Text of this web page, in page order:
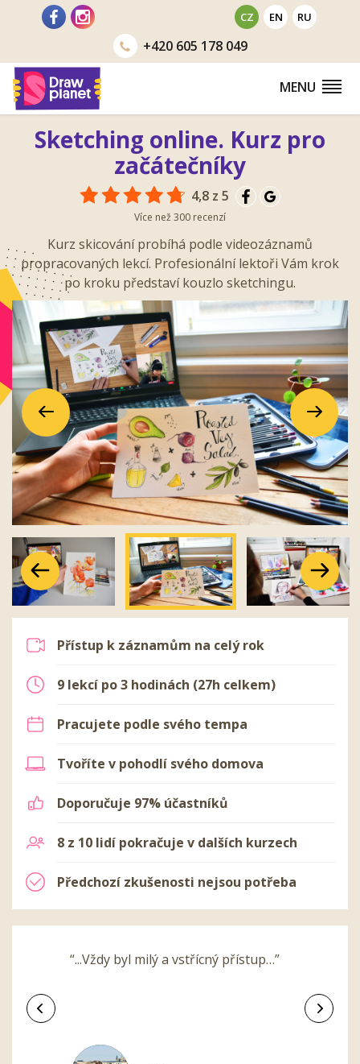
CZ EN RU
+420605 178 049
MENU
Sketching online. Kurz pro
začátečníky
4,8 z 5
Více než 300 recenzí
Kurz skicování probíhá podle videozáznamů
propracovaných lekcí. Profesionální lektoři Vám krok
po kroku představí kouzlo sketchingu.
Předchozí
Předchozí
Další
Další
Předchozí Další
Přístup k záznamům na celý rok
9 lekcí po 3 hodinách (27h celkem)
Pracujete podle svého tempa
Tvoříte v pohodlí svého domova
Doporučuje 97% účastníků
8 z 10 lidí pokračuje v dalších kurzech
Předchozí zkušenosti nejsou potřeba
Předchozí Další
“...Vždy byl milý a vstřícný přístup…”